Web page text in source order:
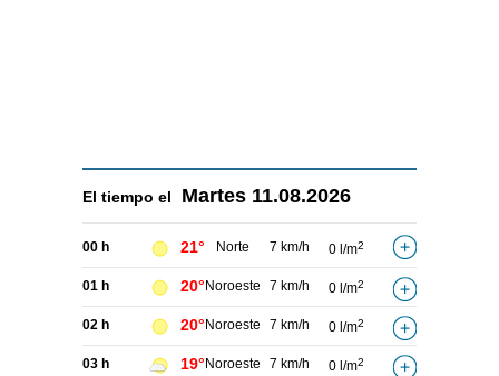
El tiempo el Martes 11.08.2026
00 h 21° Norte 7 km/h 0 l/m2
01 h 20° Noroeste 7 km/h 0 l/m2
02 h 20° Noroeste 7 km/h 0 l/m2
03 h 19° Noroeste 7 km/h 0 l/m2